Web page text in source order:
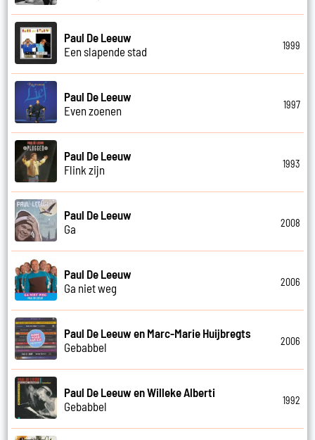
Paul De Leeuw
Een slapende stad
1999
Paul De Leeuw
Even zoenen
1997
Paul De Leeuw
Flink zijn
1993
Paul De Leeuw
Ga
2008
Paul De Leeuw
Ga niet weg
2006
Paul De Leeuw en Marc-Marie Huijbregts
Gebabbel
2006
Paul De Leeuw en Willeke Alberti
Gebabbel
1992